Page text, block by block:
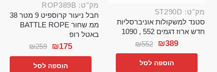
מק"ט: ST290D
סטנד למשקולות אוניברסליות
חדש ארוז דגמים 552 , 1090
₪552 ₪389
הוספה לסל
מק"ט: ROP389B
חבל ניעור קרוספיט 9 מטר 38
ממ שחור BATTLE ROPE
באטל רופ
₪259 ₪175
הוספה לסל